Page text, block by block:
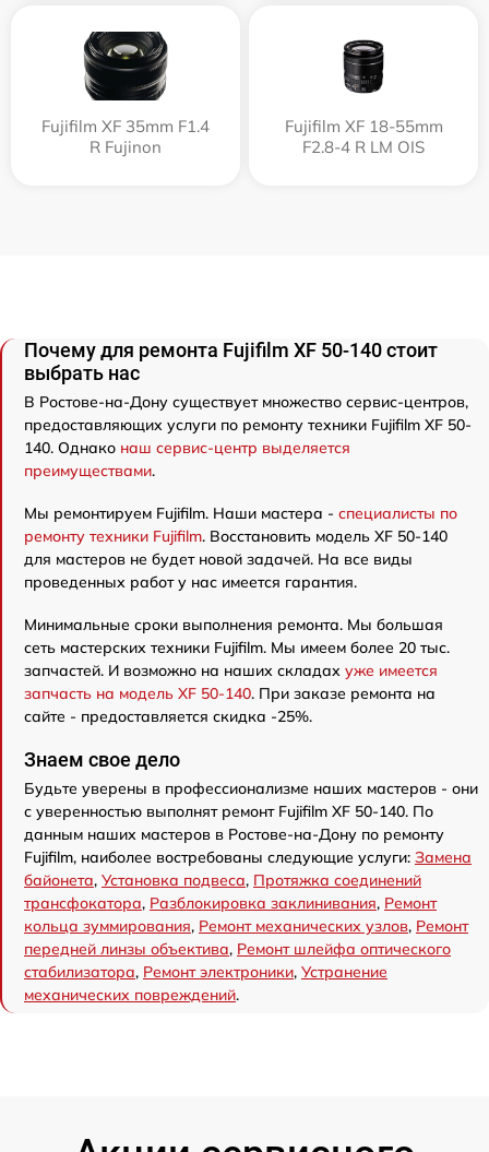
Fujifilm XF 35mm F1.4
R Fujinon
Fujifilm XF 18-55mm
F2.8-4 R LM OIS
Почему для ремонта Fujifilm XF 50-140 стоит
выбрать нас
В Ростове-на-Дону существует множество сервис-центров,
предоставляющих услуги по ремонту техники Fujifilm XF 50-
140. Однако наш сервис-центр выделяется
преимуществами.
Мы ремонтируем Fujifilm. Наши мастера - специалисты по
ремонту техники Fujifilm. Восстановить модель XF 50-140
для мастеров не будет новой задачей. На все виды
проведенных работ у нас имеется гарантия.
Минимальные сроки выполнения ремонта. Мы большая
сеть мастерских техники Fujifilm. Мы имеем более 20 тыс.
запчастей. И возможно на наших складах уже имеется
запчасть на модель XF 50-140. При заказе ремонта на
сайте - предоставляется скидка -25%.
Знаем свое дело
Будьте уверены в профессионализме наших мастеров - они
с уверенностью выполнят ремонт Fujifilm XF 50-140. По
данным наших мастеров в Ростове-на-Дону по ремонту
Fujifilm, наиболее востребованы следующие услуги: Замена
байонета, Установка подвеса, Протяжка соединений
трансфокатора, Разблокировка заклинивания, Ремонт
кольца зуммирования, Ремонт механических узлов, Ремонт
передней линзы объектива, Ремонт шлейфа оптического
стабилизатора, Ремонт электроники, Устранение
механических повреждений.